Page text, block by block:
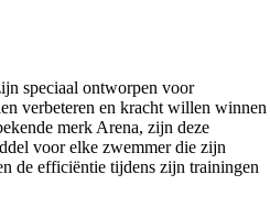
speciaal ontworpen voor
verbeteren en kracht willen winnen
merk Arena, zijn deze
voor elke zwemmer die zijn
de efficiëntie tijdens zijn trainingen